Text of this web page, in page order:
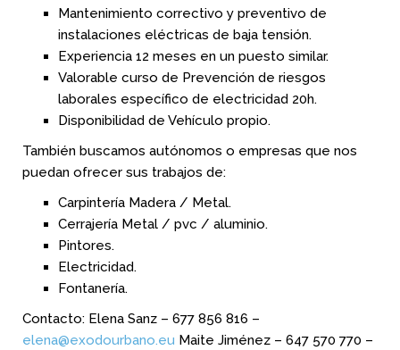
Mantenimiento correctivo y preventivo de
instalaciones eléctricas de baja tensión.
Experiencia 12 meses en un puesto similar.
Valorable curso de Prevención de riesgos
laborales específico de electricidad 20h.
Disponibilidad de Vehículo propio.
También buscamos autónomos o empresas que nos
puedan ofrecer sus trabajos de:
Carpintería Madera / Metal.
Cerrajería Metal / pvc / aluminio.
Pintores.
Electricidad.
Fontanería.
Contacto: Elena Sanz – 677 856 816 –
elena@exodourbano.eu Maite Jiménez – 647 570 770 –